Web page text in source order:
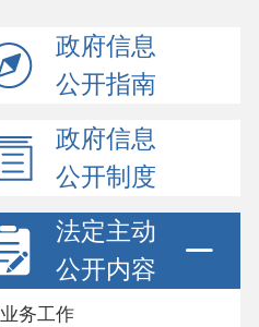
政府信息
公开指南
政府信息
公开制度
法定主动
公开内容
业务工作